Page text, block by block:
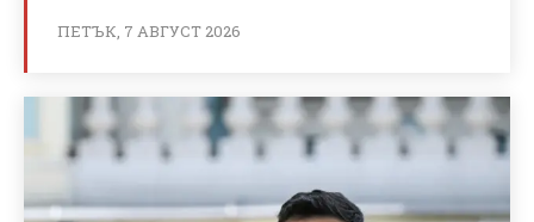
ПЕТЪК, 7 АВГУСТ 2026